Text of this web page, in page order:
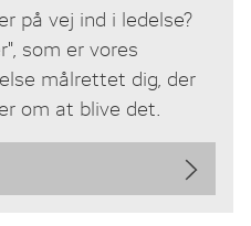
på vej ind i ledelse?
som er vores
målrettet dig, der
om at blive det.